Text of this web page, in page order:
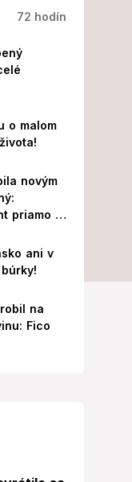
72 hodín
o malom
novým
priamo v
ani v
na
Fico